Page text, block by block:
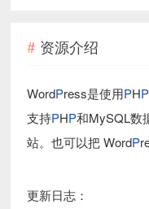
资源介绍
WordPress是使用PHP
支持PHP和MySQL数
站。也可以把 WordP
更新日志：